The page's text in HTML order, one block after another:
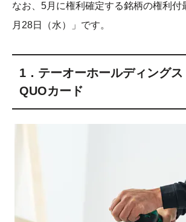
なお、5月に権利確定する銘柄の権利付
月28日（水）」です。
1．テーオーホールディング
QUOカード